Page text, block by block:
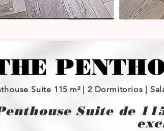
Suite 115 m² | 2 Dormitorios |
Suite de